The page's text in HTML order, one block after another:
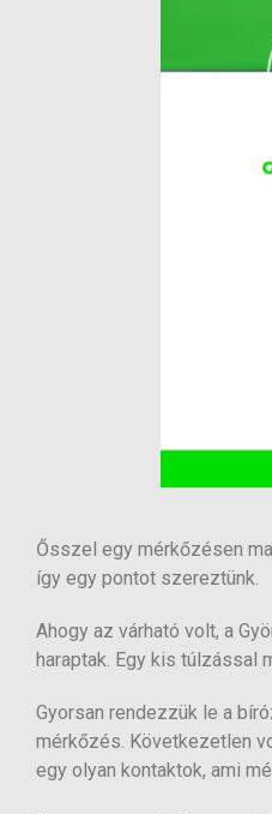
Ősszel egy mérkőzésen
így egy pontot szereztünk.
Ahogy az várható volt, a
haraptak. Egy kis túlzással
Gyorsan rendezzük le a
mérkőzés. Következetlen
egy olyan kontaktok, ami